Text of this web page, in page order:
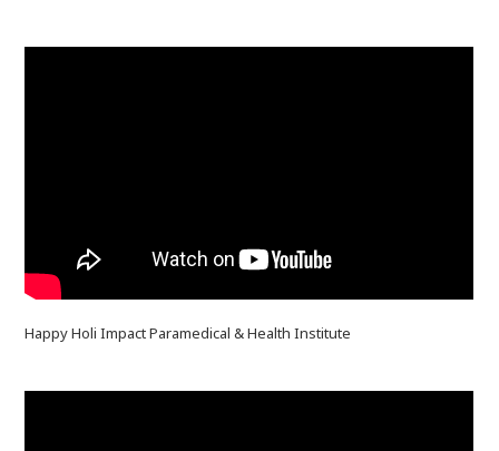
Happy Holi Impact Paramedical & Health Institute